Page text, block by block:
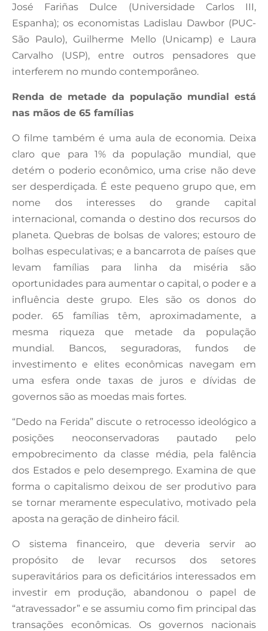
José Fariñas Dulce (Universidade Carlos III,
Espanha); os economistas Ladislau Dawbor (PUC-
São Paulo), Guilherme Mello (Unicamp) e Laura
Carvalho (USP), entre outros pensadores que
interferem no mundo contemporâneo.
Renda de metade da população mundial está
nas mãos de 65 famílias
O filme também é uma aula de economia. Deixa
claro que para 1% da população mundial, que
detém o poderio econômico, uma crise não deve
ser desperdiçada. É este pequeno grupo que, em
nome dos interesses do grande capital
internacional, comanda o destino dos recursos do
planeta. Quebras de bolsas de valores; estouro de
bolhas especulativas; e a bancarrota de países que
levam famílias para linha da miséria são
oportunidades para aumentar o capital, o poder e a
influência deste grupo. Eles são os donos do
poder. 65 famílias têm, aproximadamente, a
mesma riqueza que metade da população
mundial. Bancos, seguradoras, fundos de
investimento e elites econômicas navegam em
uma esfera onde taxas de juros e dívidas de
governos são as moedas mais fortes.
“Dedo na Ferida” discute o retrocesso ideológico a
posições neoconservadoras pautado pelo
empobrecimento da classe média, pela falência
dos Estados e pelo desemprego. Examina de que
forma o capitalismo deixou de ser produtivo para
se tornar meramente especulativo, motivado pela
aposta na geração de dinheiro fácil.
O sistema financeiro, que deveria servir ao
propósito de levar recursos dos setores
superavitários para os deficitários interessados em
investir em produção, abandonou o papel de
“atravessador” e se assumiu como fim principal das
transações econômicas. Os governos nacionais